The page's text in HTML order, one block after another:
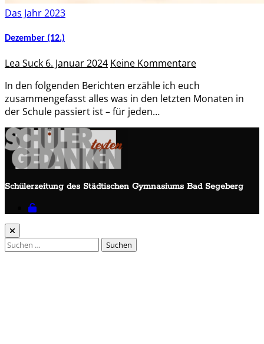
Das Jahr 2023
Dezember (12.)
Lea Suck 6. Januar 2024 Keine Kommentare
In den folgenden Berichten erzähle ich euch
zusammengefasst alles was in den letzten Monaten in
der Schule passiert ist – für jeden…
Schülerzeitung des Städtischen Gymnasiums Bad Segeberg
Suchen